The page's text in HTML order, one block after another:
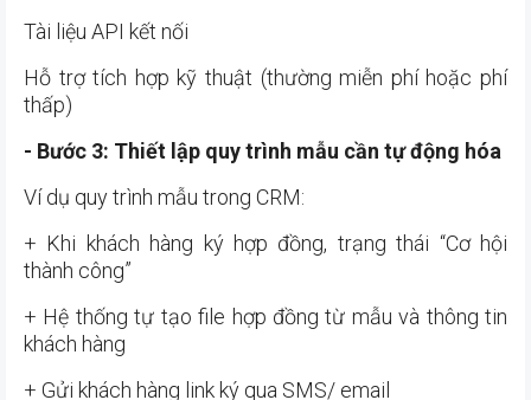
Tài liệu API kết nối
Hỗ trợ tích hợp kỹ thuật (thường miễn phí hoặc phí
thấp)
- Bước 3: Thiết lập quy trình mẫu cần tự động hóa
Ví dụ quy trình mẫu trong CRM:
+ Khi khách hàng ký hợp đồng, trạng thái “Cơ hội
thành công”
+ Hệ thống tự tạo file hợp đồng từ mẫu và thông tin
khách hàng
+ Gửi khách hàng link ký qua SMS/ email